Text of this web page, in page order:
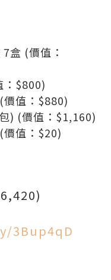
盒 (價值：
：$800)
值：$880)
) (價值：$1,160)
值：$20)
3Bup4qD